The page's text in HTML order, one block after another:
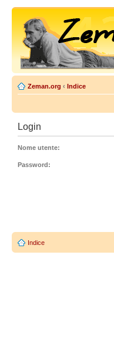
Zeman.org ‹ Indice
Login
Nome utente:
Password:
Indice